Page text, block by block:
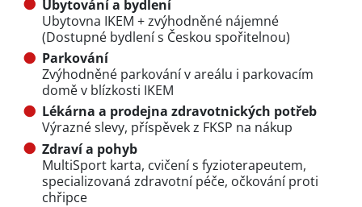
Ubytování a bydlení
Ubytovna IKEM + zvýhodněné nájemné
(Dostupné bydlení s Českou spořitelnou)
Parkování
Zvýhodněné parkování v areálu i parkovacím
domě v blízkosti IKEM
Lékárna a prodejna zdravotnických potřeb
Výrazné slevy, příspěvek z FKSP na nákup
Zdraví a pohyb
MultiSport karta, cvičení s fyzioterapeutem,
specializovaná zdravotní péče, očkování proti
chřipce